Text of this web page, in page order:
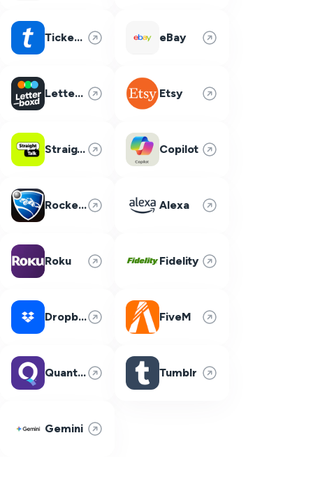
Ticketmaster eBay
Letterboxd Etsy
Straight Talk Copilot
Rocket League Alexa
Roku Fidelity
Dropbox FiveM
Quantum Fiber Tumblr
Gemini